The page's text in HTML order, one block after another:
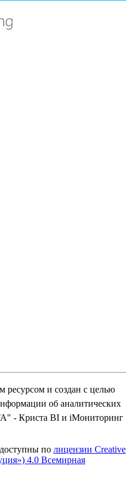
ресурсом и создан с целью
об аналитических
Криста BI и iМониторинг
по лицензии Creative
4.0 Всемирная